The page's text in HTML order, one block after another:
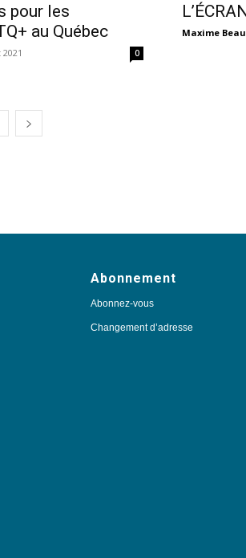
pour les
au Québec
0
Maxime
Abonnement
Abonnez-vous
Changement d’adresse